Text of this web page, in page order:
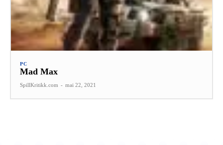
PC
Mad Max
SpillKritikk.com - mai 22, 2021